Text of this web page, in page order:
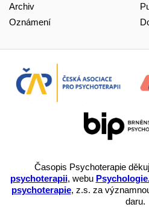
Archiv
Oznámení
Časopis Psychoterapie
psychoterapii, webu
psychoterapie, z.s. za
daru.